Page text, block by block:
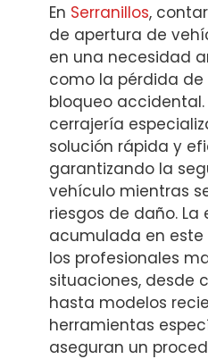
En Serranillos,
de apertura de
en una necesidad
como la pérdida de
bloqueo accidental.
cerrajería
solución rápida y
garantizando la
vehículo mientras
riesgos de daño. La
acumulada en
los profesionales
situaciones, desde
hasta modelos
herramientas
aseguran un